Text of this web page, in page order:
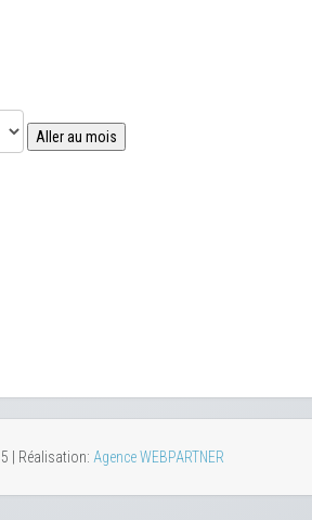
Aller au mois
| Réalisation: Agence WEBPARTNER